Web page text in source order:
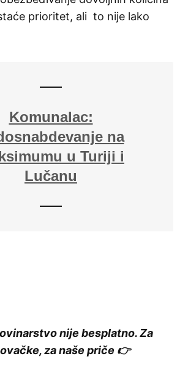
prioritet, ali to nije lako
Komunalac:
na
u Turiji i
Lučanu
nije besplatno. Za
za naše priče 👉